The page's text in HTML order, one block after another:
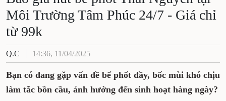
Báo giá hút bể phốt Thái
Nguyên tại Môi Trường Tâm
Phúc 24/7 - Giá chỉ từ 99k
Q.C 14:36, 11/04/2025
Bạn có đang gặp vấn đề bể phốt đầy, bốc mùi